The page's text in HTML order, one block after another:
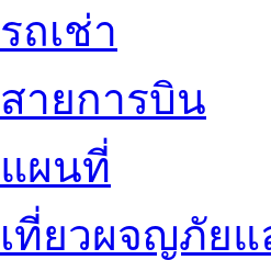
รถเช่า
สายการบิน
แผนที่
เที่ยวผจญภัยแ